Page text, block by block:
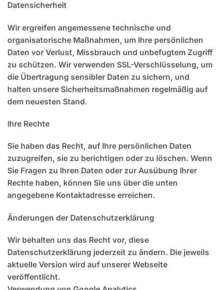
Datensicherheit
Wir ergreifen angemessene technische und
organisatorische Maßnahmen, um Ihre persönlichen
Daten vor Verlust, Missbrauch und unbefugtem Zugriff
zu schützen. Wir verwenden SSL-Verschlüsselung, um
die Übertragung sensibler Daten zu sichern, und
halten unsere Sicherheitsmaßnahmen regelmäßig auf
dem neuesten Stand.
Ihre Rechte
Sie haben das Recht, auf Ihre persönlichen Daten
zuzugreifen, sie zu berichtigen oder zu löschen. Wenn
Sie Fragen zu Ihren Daten oder zur Ausübung Ihrer
Rechte haben, können Sie uns über die unten
angegebene Kontaktadresse erreichen.
Änderungen der Datenschutzerklärung
Wir behalten uns das Recht vor, diese
Datenschutzerklärung jederzeit zu ändern. Die jeweils
aktuelle Version wird auf unserer Webseite
veröffentlicht.